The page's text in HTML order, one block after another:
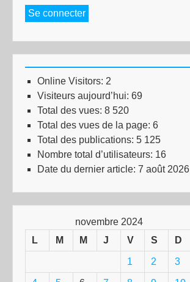
Se connecter
Online Visitors: 2
Visiteurs aujourd’hui: 69
Total des vues: 8 520
Total des vues de la page: 6
Total des publications: 5 125
Nombre total d’utilisateurs: 16
Date du dernier article: 7 août 2026
novembre 2024
L
M M J V S D
1 2 3